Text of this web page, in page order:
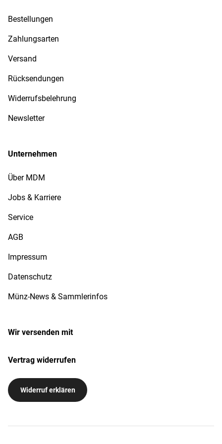
Bestellungen
Zahlungsarten
Versand
Rücksendungen
Widerrufsbelehrung
Newsletter
Unternehmen
Über MDM
Jobs & Karriere
Service
AGB
Impressum
Datenschutz
Münz-News & Sammlerinfos
Wir versenden mit
Vertrag widerrufen
Widerruf erklären